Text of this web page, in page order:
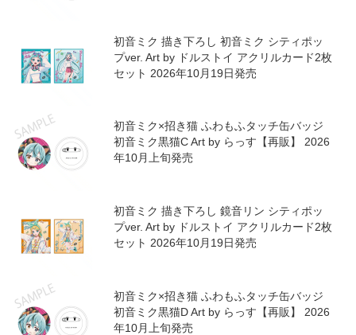
初音ミク 描き下ろし 初音ミク シティポッ
プver. Art by ドルストイ アクリルカード2枚
セット 2026年10月19日発売
初音ミク×招き猫 ふわもふタッチ缶バッジ
初音ミク黒猫C Art by らっす【再販】 2026
年10月上旬発売
初音ミク 描き下ろし 鏡音リン シティポッ
プver. Art by ドルストイ アクリルカード2枚
セット 2026年10月19日発売
初音ミク×招き猫 ふわもふタッチ缶バッジ
初音ミク黒猫D Art by らっす【再販】 2026
年10月上旬発売